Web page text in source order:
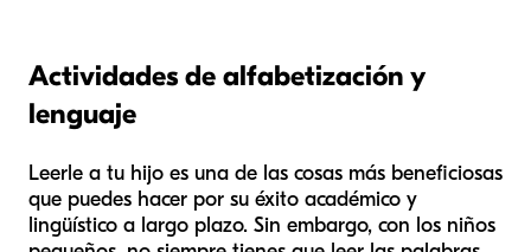
Actividades de alfabetización y
lenguaje
Leerle a tu hijo es una de las cosas más beneficiosas
que puedes hacer por su éxito académico y
lingüístico a largo plazo. Sin embargo, con los niños